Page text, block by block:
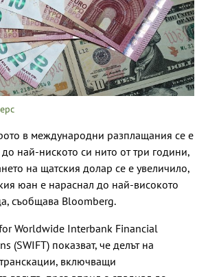
в международни разплащания се е
най-ниското си нито от три години,
на щатския долар се е увеличило,
юан е нараснал до най-високото
съобщава Bloomberg.
Worldwide Interbank Financial
(SWIFT) показват, че делът на
включващи